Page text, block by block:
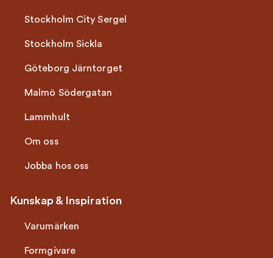
Stockholm City Sergel
Stockholm Sickla
Göteborg Järntorget
Malmö Södergatan
Lammhult
Om oss
Jobba hos oss
Kunskap & Inspiration
Varumärken
Formgivare